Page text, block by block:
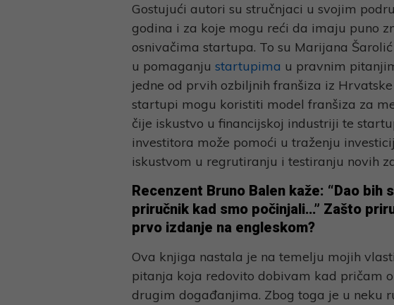
Gostujući autori su stručnjaci u svojim
godina i za koje mogu reći da imaju puno
osnivačima startupa. To su Marijana
u pomaganju startupima u pravnim
jedne od prvih ozbiljnih franšiza iz
startupi mogu koristiti model franšiza za
čije iskustvo u financijskoj industriji te
investitora može pomoći u traženju
iskustvom u regrutiranju i testiranju novih
Recenzent Bruno Balen kaže: “Dao bih
priručnik kad smo počinjali…” Zašto
prvo izdanje na engleskom?
Ova knjiga nastala je na temelju mojih
pitanja koja redovito dobivam kad pričam
drugim događanjima. Zbog toga je u neku